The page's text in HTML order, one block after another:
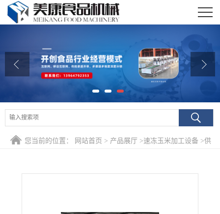
公司介绍
公司动态
产品展厅
联系我们
您当前的位置： 网站首页 > 产品展厅 >速冻玉米加工设备 >供